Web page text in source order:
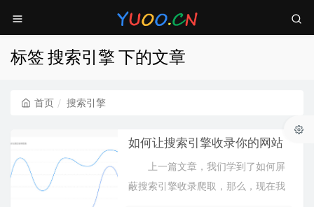
标签 搜索引擎 下的文章
首页 搜索引擎
如何让搜索引擎收录你的网站
上一篇文章，我们学到了如何屏
蔽搜索引擎收录爬取，那么，现在我